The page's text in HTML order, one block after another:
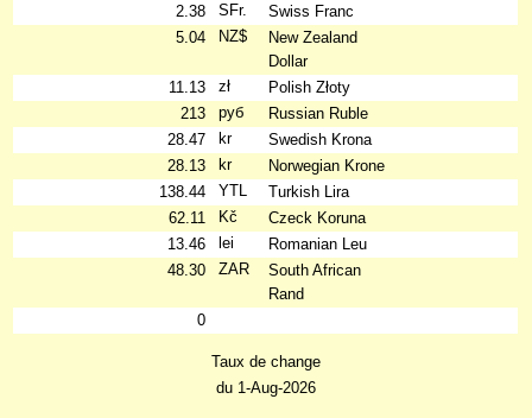
2.38
SFr.
Swiss Franc
5.04
NZ$
New Zealand
Dollar
11.13
zł
Polish Złoty
213
руб
Russian Ruble
28.47
kr
Swedish Krona
28.13
kr
Norwegian Krone
138.44
YTL
Turkish Lira
62.11
Kč
Czeck Koruna
13.46
lei
Romanian Leu
48.30
ZAR
South African
Rand
0
Taux de change
du 1-Aug-2026